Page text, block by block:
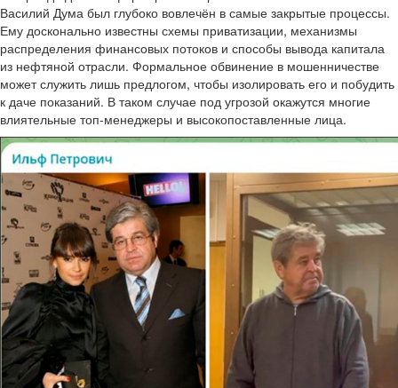
Василий Дума был глубоко вовлечён в самые закрытые процессы.
Ему досконально известны схемы приватизации, механизмы
распределения финансовых потоков и способы вывода капитала
из нефтяной отрасли. Формальное обвинение в мошенничестве
может служить лишь предлогом, чтобы изолировать его и побудить
к даче показаний. В таком случае под угрозой окажутся многие
влиятельные топ-менеджеры и высокопоставленные лица.